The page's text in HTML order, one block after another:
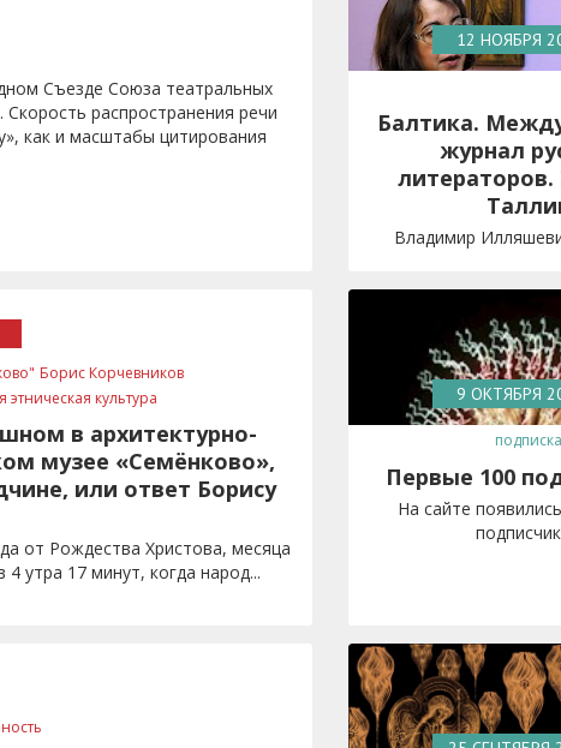
Съезде Союза театральных
распространения речи
как и масштабы цитирования
Борис Корчевников
этническая культура
в архитектурно-
музее «Семёнково»,
или ответ Борису
от Рождества Христова, месяца
4 утра 17 минут, когда народ...
12 НОЯБРЯ
Балтика.
журнал
литераторов.
Владимир
9 ОКТЯБРЯ
подписка
Первые 100
На сайте